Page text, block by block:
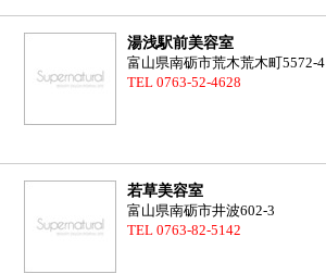
湯浅駅前美容室
富山県南砺市荒木荒木町5572-4
TEL 0763-52-4628
若草美容室
富山県南砺市井波602-3
TEL 0763-82-5142